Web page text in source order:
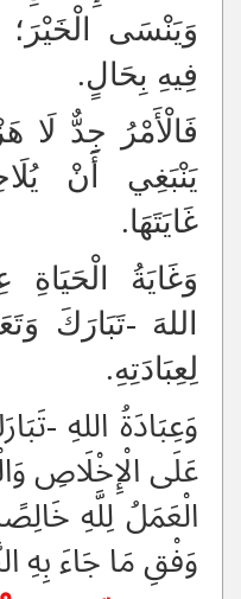
وَيَنْسَى الْخَيْرَ؛
فِيهِ بِحَالٍ.
فَالْأَمْرُ جِدٌّ لَا
يَنْبَغِي أَنْ
غَايَتَهَا.
وَغَايَةُ الْحَيَاةِ
اللهَ -تَبَارَكَ
لِعِبَادَتِهِ.
وَعِبَادَةُ اللهِ -
عَلَى الْإِخْلَاصِ
الْعَمَلُ لِلَّهِ
وَفْقِ مَا جَاءَ بِهِ